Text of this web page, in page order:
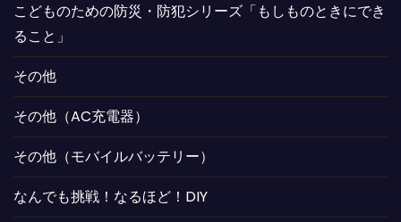
こどものための防災・防犯シリーズ「もしものときにでき
ること」
その他
その他（AC充電器）
その他（モバイルバッテリー）
なんでも挑戦！なるほど！DIY